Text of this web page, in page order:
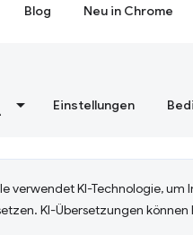
Blog Neu in Chrome
Einstellungen
verwendet KI-Technologie, um
KI-Übersetzungen können